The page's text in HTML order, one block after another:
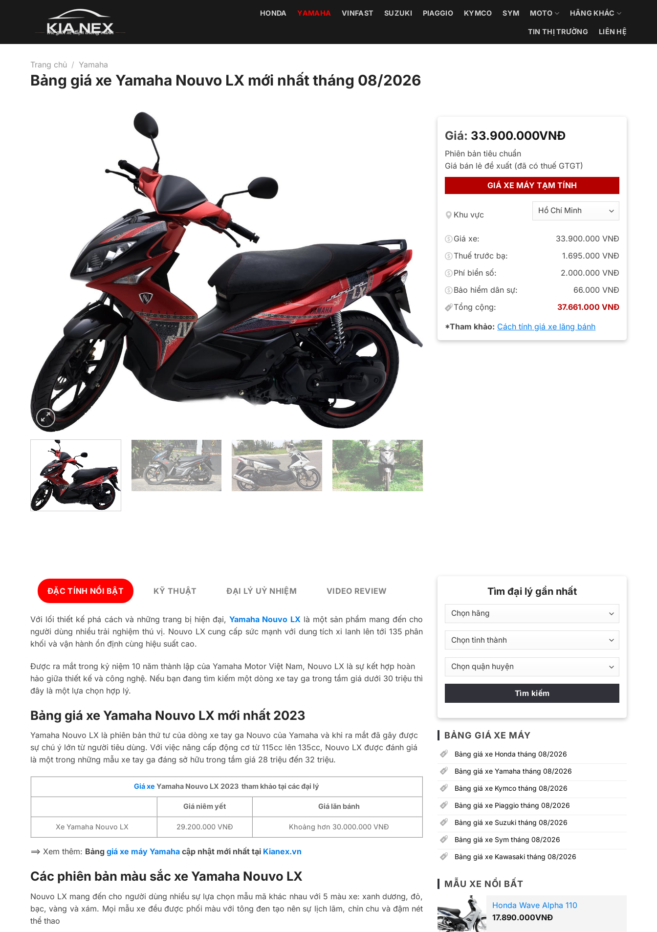
dung
HONDA YAMAHA VINFAST SUZUKI PIAGGIO KYMCO SYM MOTO HÃNG KHÁC
TIN THỊ TRƯỜNG LIÊN HỆ
Trang chủ / Yamaha
Bảng giá xe Yamaha Nouvo LX mới nhất tháng 08/2026
Phiên bản tiêu chuẩn
Giá bán lẻ đề xuất (đã có thuế GTGT)
GIÁ XE MÁY TẠM TÍNH
Khu vực
Giá xe:
33.900.000 VNĐ
Thuế trước bạ:
1.695.000 VNĐ
Phí biển số:
2.000.000 VNĐ
Bảo hiểm dân sự:
66.000 VNĐ
Tổng cộng:
37.661.000 VNĐ
*Tham khảo: Cách tính giá xe lăng bánh
Giá: 33.900.000VNĐ
ĐẶC TÍNH NỔI BẬT KỸ THUẬT ĐẠI LÝ UỶ NHIỆM VIDEO REVIEW
Với lối thiết kế phá cách và những trang bị hiện đại,Yamaha Nouvo LX là một sản phẩm mang đến cho
người dùng nhiều trải nghiệm thú vị. Nouvo LX cung cấp sức mạnh với dung tích xi lanh lên tới 135 phân
khối và vận hành ổn định cùng hiệu suất cao.
Được ra mắt trong kỷ niệm 10 năm thành lập của Yamaha Motor Việt Nam, Nouvo LX là sự kết hợp hoàn
hảo giữa thiết kế và công nghệ. Nếu bạn đang tìm kiếm một dòng xe tay ga trong tầm giá dưới 30 triệu thì
đây là một lựa chọn hợp lý.
Bảng giá xe Yamaha Nouvo LX mới nhất 2023
Yamaha Nouvo LX là phiên bản thứ tư của dòng xe tay ga Nouvo của Yamaha và khi ra mắt đã gây được
sự chú ý lớn từ người tiêu dùng. Với việc nâng cấp động cơ từ 115cc lên 135cc, Nouvo LX được đánh giá
là một trong những mẫu xe tay ga đáng sở hữu trong tầm giá 28 triệu đến 32 triệu.
Giá xe Yamaha Nouvo LX 2023 tham khảo tại các đại lý
Giá niêm yết Giá lăn bánh
Xe Yamaha Nouvo LX 29.200.000 VNĐ Khoảng hơn 30.000.000 VNĐ
==> Xem thêm: Bảng giá xe máy Yamaha cập nhật mới nhất tại Kianex.vn
Các phiên bản màu sắc xe Yamaha Nouvo LX
Nouvo LX mang đến cho người dùng nhiều sự lựa chọn mẫu mã khác nhau với 5 màu xe: xanh dương, đỏ,
bạc, vàng và xám. Mọi mẫu xe đều được phối màu với tông đen tạo nên sự lịch lãm, chỉn chu và đậm nét
thể thao
Tìm đại lý gần nhất
BẢNG GIÁ XE MÁY
Bảng giá xe Honda tháng 08/2026
Bảng giá xe Yamaha tháng 08/2026
Bảng giá xe Kymco tháng 08/2026
Bảng giá xe Piaggio tháng 08/2026
Bảng giá xe Suzuki tháng 08/2026
Bảng giá xe Sym tháng 08/2026
Bảng giá xe Kawasaki tháng 08/2026
MẪU XE NỔI BẤT
Honda Wave Alpha 110
17.890.000VNĐ